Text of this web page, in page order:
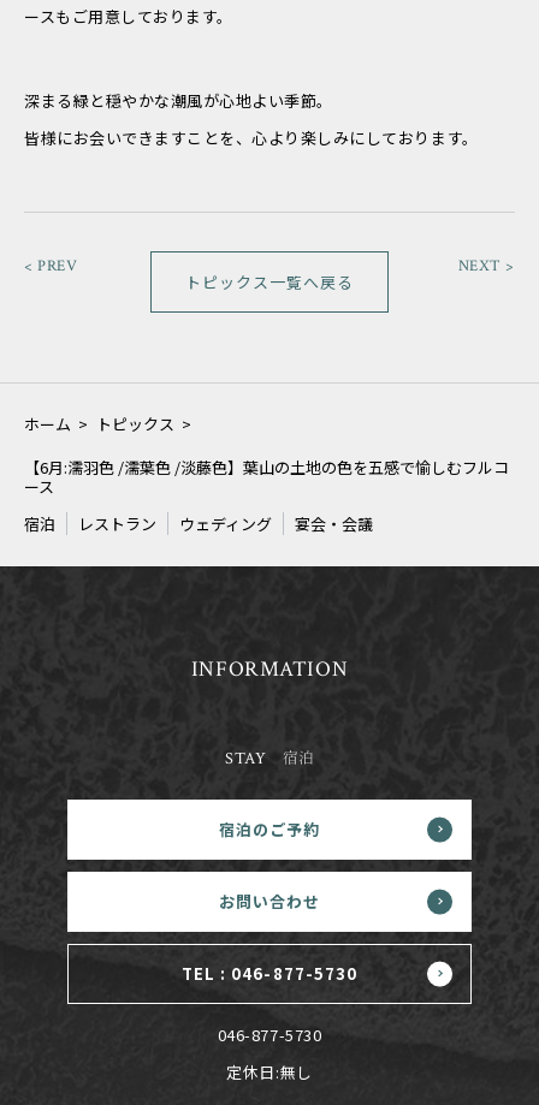
ースもご用意しております。
深まる緑と穏やかな潮風が心地よい季節。
皆様にお会いできますことを、心より楽しみにしております。
< PREV
トピックス一覧へ戻る
NEXT >
ホーム > トピックス >
【6月:濡羽色 /濡葉色 /淡藤色】葉山の土地の色を五感で愉しむフルコ
ース
宿泊
レストラン ウェディング 宴会・会議
INFORMATION
STAY 宿泊
046-877-5730
定休日:無し
宿泊のご予約
お問い合わせ
TEL : 046-877-5730